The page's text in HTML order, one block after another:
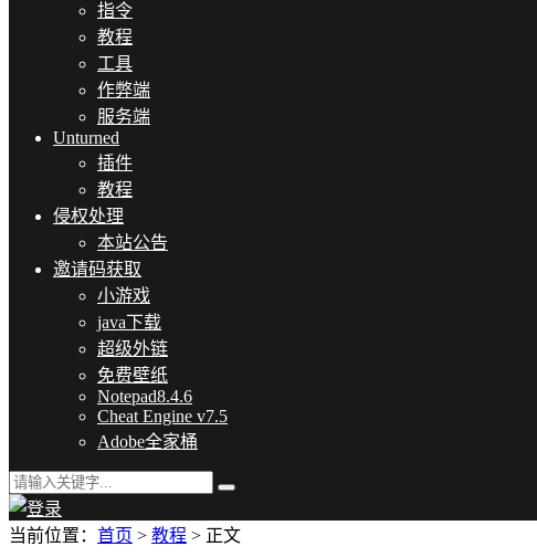
指令
教程
工具
作弊端
服务端
Unturned
插件
教程
侵权处理
本站公告
邀请码获取
小游戏
java下载
超级外链
免费壁纸
Notepad8.4.6
Cheat Engine v7.5
Adobe全家桶
当前位置： 首页 > 教程 > 正文